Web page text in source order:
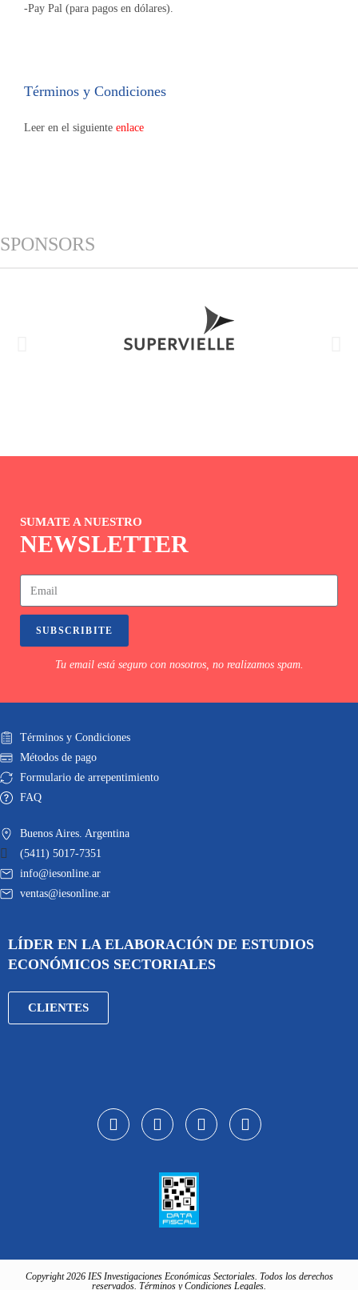
-Pay Pal (para pagos en dólares).
Términos y Condiciones
Leer en el siguiente enlace
SPONSORS
SUMATE A NUESTRO
NEWSLETTER
SUBSCRIBITE
Tu email está seguro con nosotros, no realizamos spam.
Términos y Condiciones
Métodos de pago
Formulario de arrepentimiento
FAQ
Buenos Aires. Argentina
(5411) 5017-7351
info@iesonline.ar
ventas@iesonline.ar
LÍDER EN LA ELABORACIÓN DE ESTUDIOS
ECONÓMICOS SECTORIALES
CLIENTES
Copyright 2026 IES Investigaciones Económicas Sectoriales. Todos los derechos
reservados. Términos y Condiciones Legales.